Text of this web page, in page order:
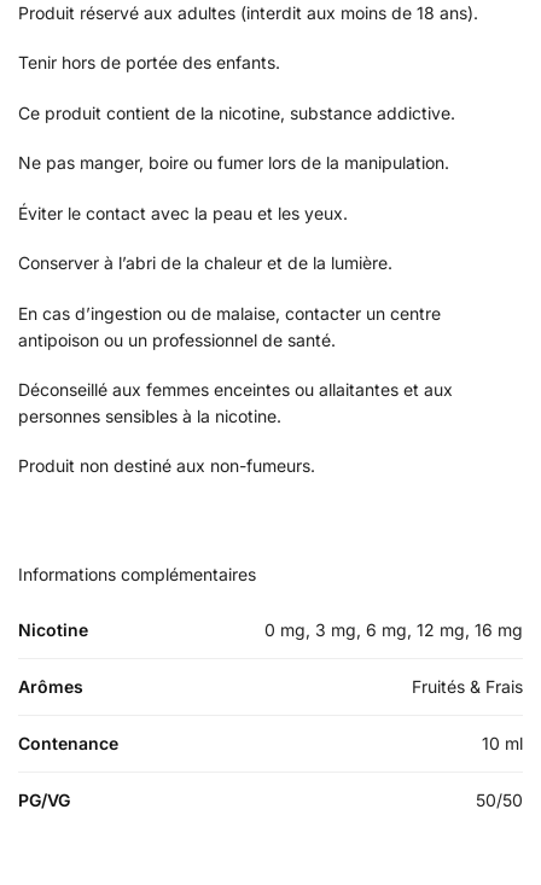
Produit réservé aux adultes (interdit aux moins de 18 ans).
Tenir hors de portée des enfants.
Ce produit contient de la nicotine, substance addictive.
Ne pas manger, boire ou fumer lors de la manipulation.
Éviter le contact avec la peau et les yeux.
Conserver à l’abri de la chaleur et de la lumière.
En cas d’ingestion ou de malaise, contacter un centre
antipoison ou un professionnel de santé.
Déconseillé aux femmes enceintes ou allaitantes et aux
personnes sensibles à la nicotine.
Produit non destiné aux non-fumeurs.
Informations complémentaires
Nicotine 0 mg, 3 mg, 6 mg, 12 mg, 16 mg
Arômes Fruités & Frais
Contenance 10 ml
PG/VG 50/50